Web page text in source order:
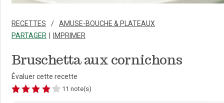
RECETTES
AMUSE-BOUCHE & PLATEAUX
PARTAGER
IMPRIMER
Bruschetta aux cornichons
Évaluer cette recette
11 note(s)